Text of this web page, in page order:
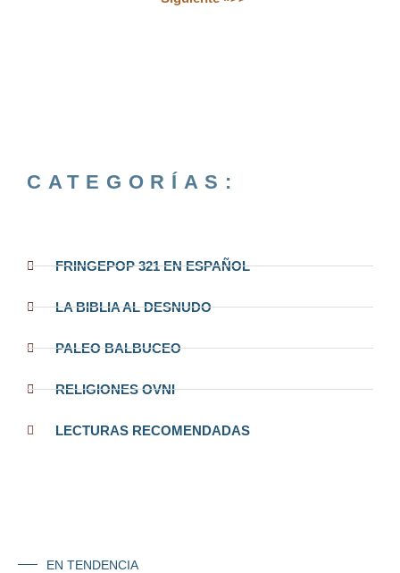
CATEGORÍAS:
FRINGEPOP 321 EN ESPAÑOL
LA BIBLIA AL DESNUDO
PALEO BALBUCEO
RELIGIONES OVNI
LECTURAS RECOMENDADAS
EN TENDENCIA